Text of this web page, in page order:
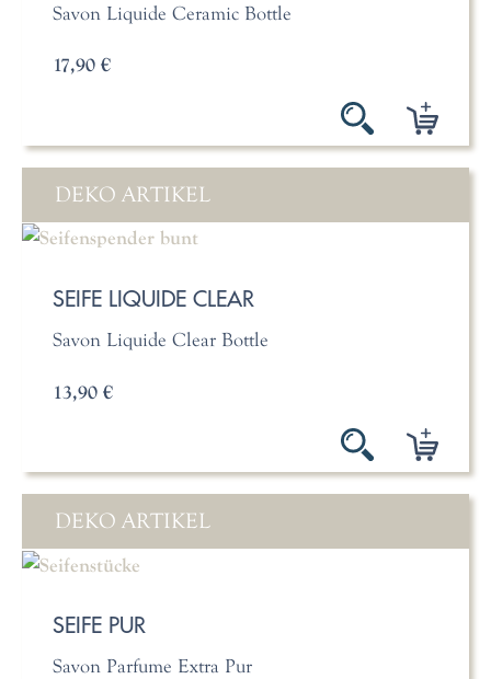
Savon Liquide Ceramic Bottle
17,90 €
DEKO ARTIKEL
SEIFE LIQUIDE CLEAR
Savon Liquide Clear Bottle
13,90 €
DEKO ARTIKEL
SEIFE PUR
Savon Parfume Extra Pur